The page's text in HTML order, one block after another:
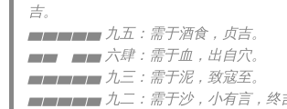
吉。
▅▅▅▅▅ 九五：需于酒食，贞吉。
▅▅ ▅▅ 六肆：需于血，出自穴。
▅▅▅▅▅ 九三：需于泥，致寇至。
▅▅▅▅▅ 九二：需于沙，小有言，终